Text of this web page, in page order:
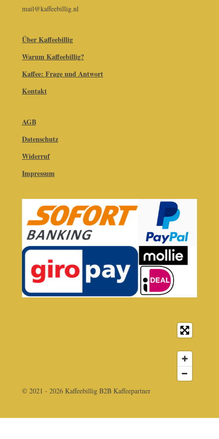
mail@kaffeebillig.nl
Über Kaffeebillig
Warum Kaffeebillig?
Kaffee: Frage und Antwort
Kontakt
AGB
Datenschutz
Widerruf
Impressum
© 2021 - 2026 Kaffeebillig B2B Kaffeepartner